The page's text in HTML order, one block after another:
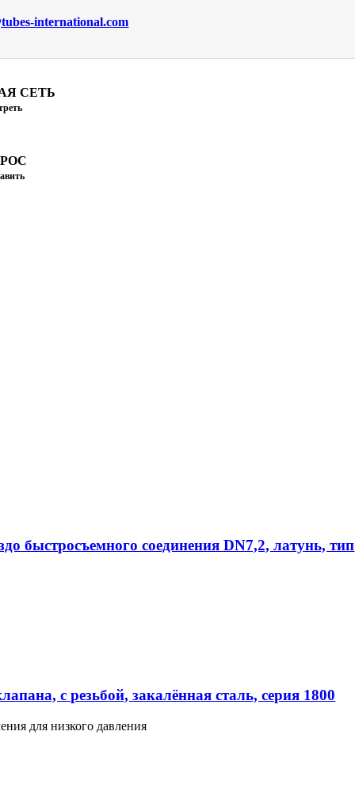
international.com
СЕТЬ
быстросъемного соединения DN7,2, латунь, тип
с резьбой, закалённая сталь, серия 1800
для низкого давления